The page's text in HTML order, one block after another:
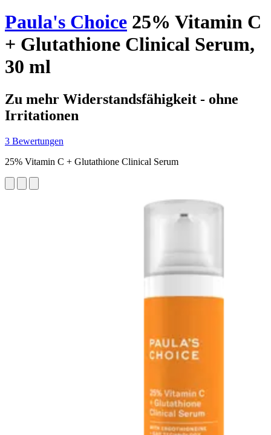
Paula's Choice 25% Vitamin C
+ Glutathione Clinical Serum,
30 ml
Zu mehr Widerstandsfähigkeit - ohne
Irritationen
3 Bewertungen
25% Vitamin C + Glutathione Clinical Serum